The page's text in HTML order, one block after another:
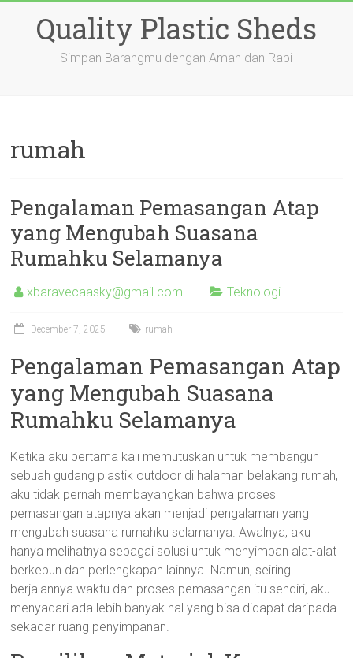
contentQuality Plastic Sheds
Simpan Barangmu dengan Aman dan Rapi
rumah
Pengalaman Pemasangan Atap
yang Mengubah Suasana
Rumahku Selamanya
xbaravecaasky@gmail.com Teknologi
December 7, 2025 rumah
Pengalaman Pemasangan Atap
yang Mengubah Suasana
Rumahku Selamanya
Ketika aku pertama kali memutuskan untuk membangun
sebuah gudang plastik outdoor di halaman belakang rumah,
aku tidak pernah membayangkan bahwa proses
pemasangan atapnya akan menjadi pengalaman yang
mengubah suasana rumahku selamanya. Awalnya, aku
hanya melihatnya sebagai solusi untuk menyimpan alat-alat
berkebun dan perlengkapan lainnya. Namun, seiring
berjalannya waktu dan proses pemasangan itu sendiri, aku
menyadari ada lebih banyak hal yang bisa didapat daripada
sekadar ruang penyimpanan.